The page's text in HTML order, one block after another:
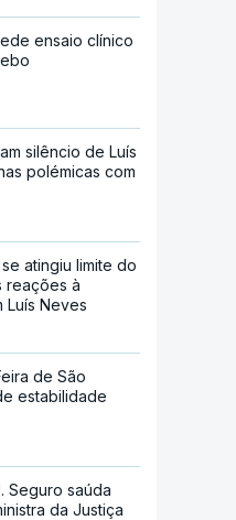
ensaio clínico
silêncio de Luís
polémicas com
atingiu limite do
reações à
Luís Neves
de São
estabilidade
Seguro saúda
da Justiça